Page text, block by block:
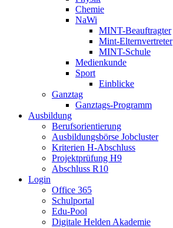
Chemie
NaWi
MINT-Beauftragter
Mint-Elternvertreter
MINT-Schule
Medienkunde
Sport
Einblicke
Ganztag
Ganztags-Programm
Ausbildung
Berufsorientierung
Ausbildungsbörse Jobcluster
Kriterien H-Abschluss
Projektprüfung H9
Abschluss R10
Login
Office 365
Schulportal
Edu-Pool
Digitale Helden Akademie